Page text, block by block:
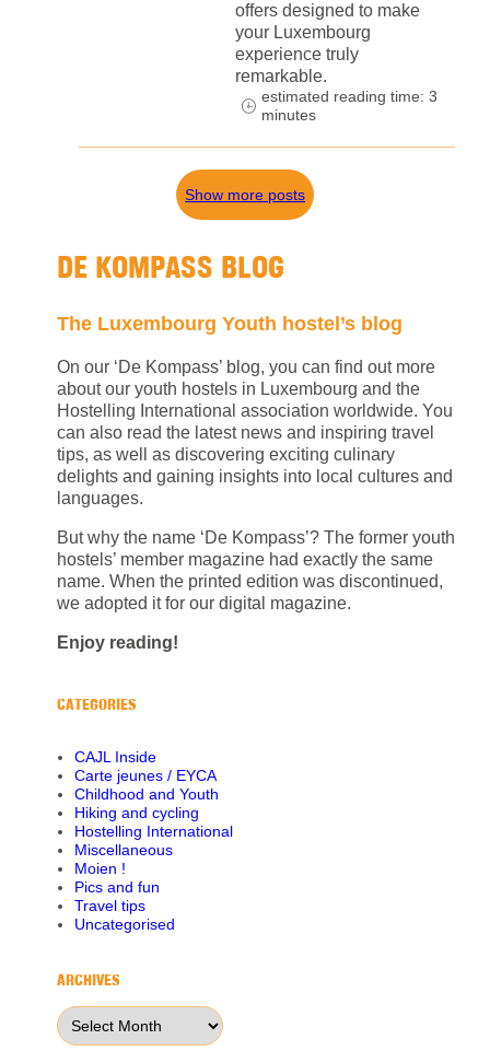
offers designed to make
your Luxembourg
experience truly
remarkable.
estimated reading time: 3
minutes
Show more posts
DE KOMPASS BLOG
The Luxembourg Youth hostel’s blog
On our ‘De Kompass’ blog, you can find out more
about our youth hostels in Luxembourg and the
Hostelling International association worldwide. You
can also read the latest news and inspiring travel
tips, as well as discovering exciting culinary
delights and gaining insights into local cultures and
languages.
But why the name ‘De Kompass’? The former youth
hostels’ member magazine had exactly the same
name. When the printed edition was discontinued,
we adopted it for our digital magazine.
Enjoy reading!
CATEGORIES
CAJL Inside
Carte jeunes / EYCA
Childhood and Youth
Hiking and cycling
Hostelling International
Miscellaneous
Moien !
Pics and fun
Travel tips
Uncategorised
ARCHIVES
Archives